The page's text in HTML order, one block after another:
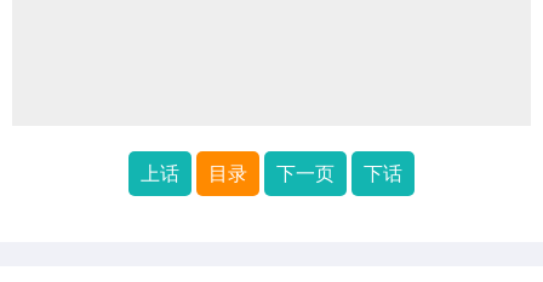
上话 目录 下一页 下话